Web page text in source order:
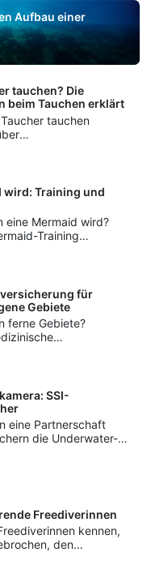
Aufbau einer
tauchen? Die
beim Tauchen erklärt
tauchen
für Anfänger und
wird: Training und
eine Mermaid wird?
Training
und die Mermaid-
für
Gebiete
ferne Gebiete?
bis hin
SSI-
eine Partnerschaft
die Underwater-
Photo & Video-
Freediverinnen
kennen,
den
des